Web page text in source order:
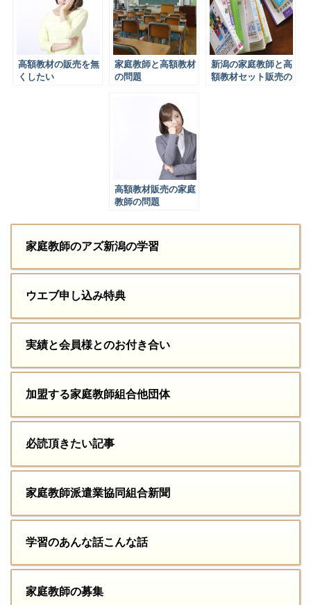
高額教材の販売を無
くしたい
家庭教師と高額教材
の問題
新潟の家庭教師と高
額教材セット販売の
高額教材販売の家庭
教師の問題
家庭教師のアズ新潟の学習
ウエブ申し込み特典
実績と会員様とのお付き合い
加盟する家庭教師組合他団体
必読頂きたい記事
家庭教師派遣業協同組合新聞
学習のあんな話こんな話
家庭教師の募集